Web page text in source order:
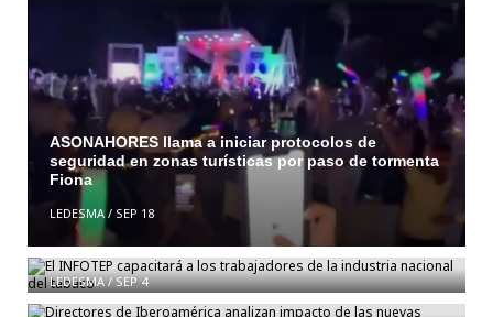
ASONAHORES llama a iniciar protocolos de
seguridad en zonas turísticas por paso de tormenta
Fiona
LEDESMA/ SEP 18
El INFOTEP capacitará a los trabajadores de la
industria nacional del tabaco
LEDESMA/SEP 4
Directores de Iberoamérica analizan impacto de las
nuevas tendencias del comercio en las aduanas